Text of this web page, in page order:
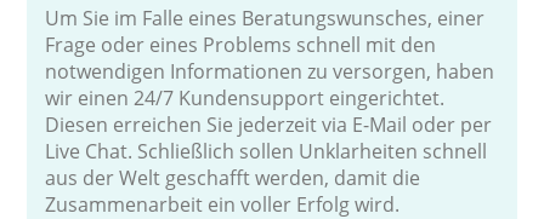
Um Sie im Falle eines Beratungswunsches, einer
Frage oder eines Problems schnell mit den
notwendigen Informationen zu versorgen, haben
wir einen 24/7 Kundensupport eingerichtet.
Diesen erreichen Sie jederzeit via E-Mail oder per
Live Chat. Schließlich sollen Unklarheiten schnell
aus der Welt geschafft werden, damit die
Zusammenarbeit ein voller Erfolg wird.